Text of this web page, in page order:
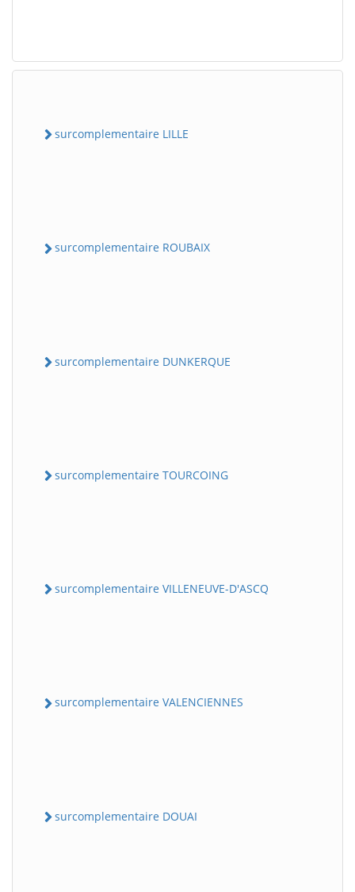
surcomplementaire LILLE
surcomplementaire ROUBAIX
surcomplementaire DUNKERQUE
surcomplementaire TOURCOING
surcomplementaire VILLENEUVE-D'ASCQ
surcomplementaire VALENCIENNES
surcomplementaire DOUAI